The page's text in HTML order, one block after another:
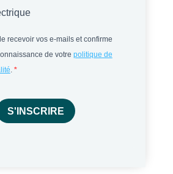
recevoir vos e-mails et confirme
de votre politique de
.
S'INSCRIRE